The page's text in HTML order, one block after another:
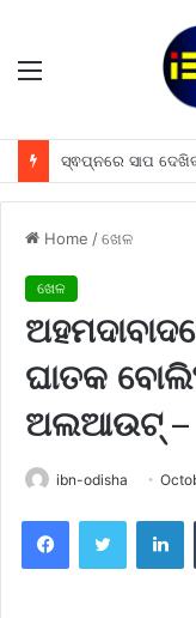
Menu
ସ୍ଵପ୍ନରେ ସାପ
Home /ଖେଳ
ଖେଳ
ଘାତକ
ଅଲଆଉଟ୍ –
ibn-odisha
FacebookTwitter